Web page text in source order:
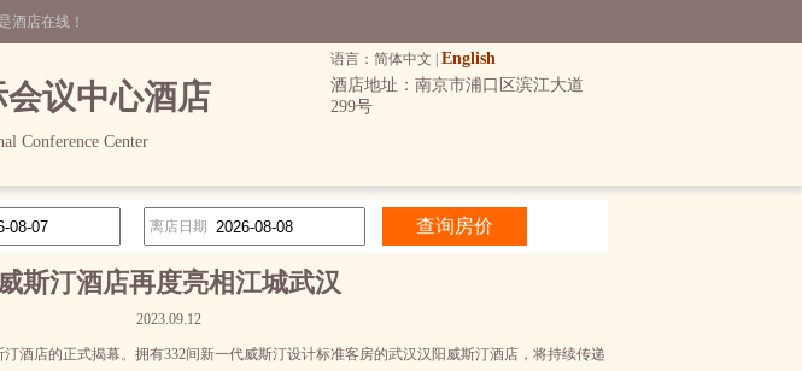
酒店在线！
语言：简体中文 | English
议中心酒店
Conference Center
酒店地址：南京市浦口区滨江大道
299号
离店日期
斯汀酒店再度亮相江城武汉
2023.09.12
酒店的正式揭幕。拥有332间新一代威斯汀设计标准客房的武汉汉阳威斯汀酒店，将持续传递